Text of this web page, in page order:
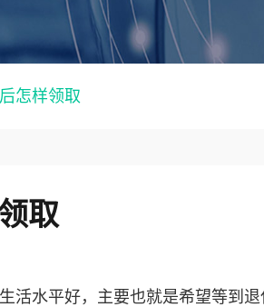
怎样领取
取
活水平好，主要也就是希望等到